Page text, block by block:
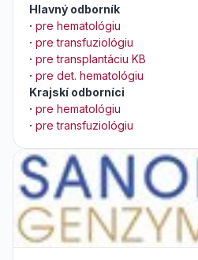
Hlavný odborník
· pre hematológiu
· pre transfuziológiu
· pre transplantáciu KB
· pre det. hematológiu
Krajskí odborníci
· pre hematológiu
· pre transfuziológiu